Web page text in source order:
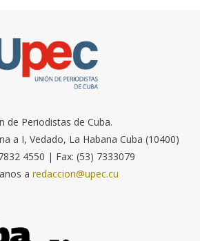
de Periodistas de Cuba.
a I, Vedado, La Habana Cuba (10400)
4550 | Fax: (53) 7333079
a redaccion@upec.cu